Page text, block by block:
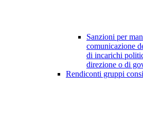
Sanzioni per
comunicazione
di incarichi
direzione o di
Rendiconti gruppi